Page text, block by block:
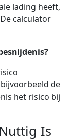
lading heeft,
calculator
de
het risico bij
Is